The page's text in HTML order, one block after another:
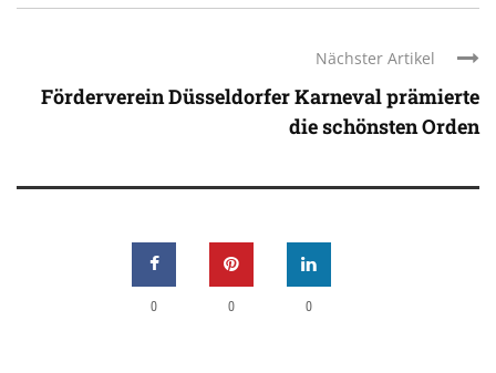
Nächster Artikel
Förderverein Düsseldorfer Karneval prämierte
die schönsten Orden
0 0 0